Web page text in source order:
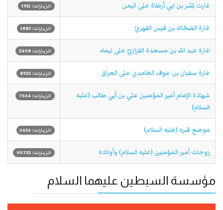
غارت بُسْر بن ابي أرطاة على اليمن الزيارات: 1915
غارة الضحّاك بن قيس الفهريّ الزيارات: 1883
غارة عبد الله بن مسعدة الفزاريّ على تيماء الزيارات: 2408
غارة سفيان بن عوف الغامدي على العراق الزيارات: 8932
شهادة الإمام أمير المؤمنين علي بن أبي طالب (عليه
السلام)
الزيارات: 7664
موضع قبره (عليه السلام) الزيارات: 5626
زوجات أمير المؤمنين (عليه السلام) وأولاده الزيارات: 90732
مؤسسة السبطين عليهما السلام